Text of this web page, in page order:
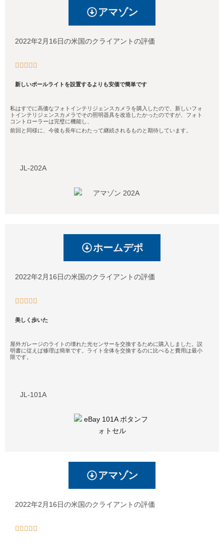
アマゾン
2022年2月16日の米国のクライアントの評価

新しいポールライトを設置するよりも安価で簡単です
私はすでに高価なフォトインテリジェンスカメラを購入したので、新しいフォ
トインテリジェンスカメラでその照明器具を改造したかったのですが、フォト
コントローラーは完璧に機能し、
前回と同様に、今後も長年にわたって継続されるものと期待しています。
JL-202A
ホームデポ
2022年2月16日の米国のクライアントの評価

美しく歩いた
屋外ガレージのライトの壊れた光センサーを交換するために購入しました。説
明書に従えば修理は簡単です。ライト全体を交換するのに比べると費用は最小
限です。
JL-101A
アマゾン
2022年2月16日の米国のクライアントの評価
